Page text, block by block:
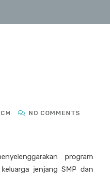
NO COMMENTS
program
jenjang SMP dan